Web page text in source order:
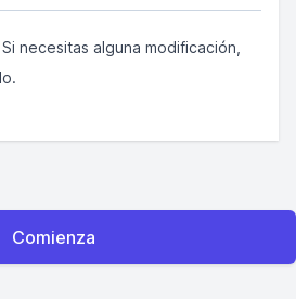
necesitas alguna modificación,
Comienza